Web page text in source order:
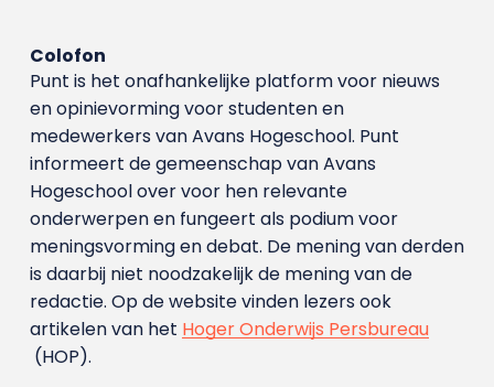
Colofon
Punt is het onafhankelijke platform voor nieuws
en opinievorming voor studenten en
medewerkers van Avans Hoge­school. Punt
informeert de gemeenschap van Avans
Hogeschool over voor hen relevante
onderwerpen en fungeert als podium voor
meningsvorming en debat. De mening van derden
is daarbij niet noodzakelijk de mening van de
redactie. Op de website vinden lezers ook
artikelen van het Hoger Onderwijs Persbureau
(HOP).